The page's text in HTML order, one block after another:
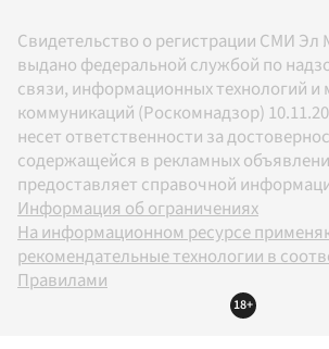
Свидетельство о регистрации СМИ Эл
выдано федеральной службой по
связи, информационных технологий и
коммуникаций (Роскомнадзор)
несет ответственности за
содержащейся в рекламных
предоставляет справочной
Информация об ограничениях
На информационном ресурсе
рекомендательные технологии в
Правилами
18+